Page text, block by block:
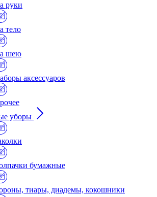
руки
тело
шею
аксессуаров
уборы
бумажные
тиары, диадемы, кокошники